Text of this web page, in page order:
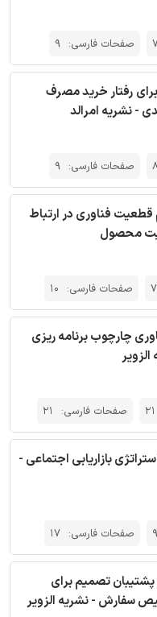
صفحات فارسی: 9
رفتار خرید مصرف
- نشریه امرالد
صفحات فارسی: 9
فناوری در ارتباط
محصول
7 صفحات فارسی: 10
چارچوب برنامه ریزی
21 صفحات فارسی: 21
بازاریابی اجتماعی -
9 صفحات فارسی: 17
تصمیم برای
سفارش - نشریه الزویر